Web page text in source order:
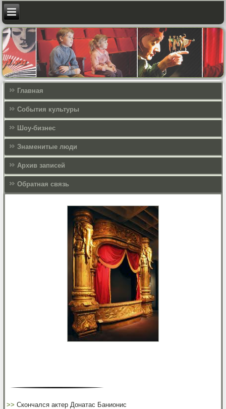
Главная
События культуры
Шоу-бизнес
Знаменитые люди
Архив записей
Обратная связь
>>Скончался актер Донатас Банионис